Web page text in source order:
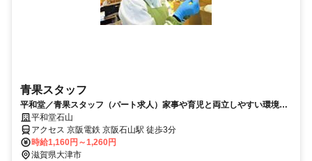
青果スタッフ
平和堂／青果スタッフ（パート求人）家事や育児と両立しやすい環境で
働けます
平和堂石山
アクセス 京阪電鉄 京阪石山駅 徒歩3分
時給1,160円～1,260円
滋賀県大津市